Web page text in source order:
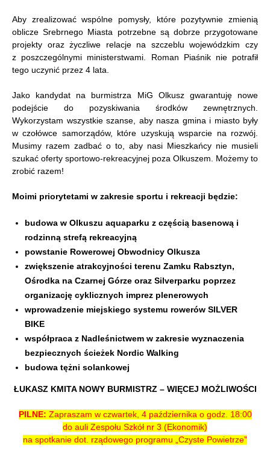
Aby zrealizować wspólne pomysły, które pozytywnie zmienią
oblicze Srebrnego Miasta potrzebne są dobrze przygotowane
projekty oraz życzliwe relacje na szczeblu wojewódzkim czy
z poszczególnymi ministerstwami. Roman Piaśnik nie potrafił
tego uczynić przez 4 lata.
Jako kandydat na burmistrza MiG Olkusz gwarantuję nowe
podejście do pozyskiwania środków zewnętrznych.
Wykorzystam wszystkie szanse, aby nasza gmina i miasto były
w czołówce samorządów, które uzyskują wsparcie na rozwój.
Musimy razem zadbać o to, aby nasi Mieszkańcy nie musieli
szukać oferty sportowo-rekreacyjnej poza Olkuszem. Możemy to
zrobić razem!
Moimi priorytetami w zakresie sportu i rekreacji będzie:
budowa w Olkuszu aquaparku z częścią basenową i
rodzinną strefą rekreacyjną
powstanie Rowerowej Obwodnicy Olkusza
zwiększenie atrakcyjności terenu Zamku Rabsztyn,
Ośrodka na Czarnej Górze oraz Silverparku poprzez
organizację cyklicznych imprez plenerowych
wprowadzenie miejskiego systemu rowerów SILVER
BIKE
współpraca z Nadleśnictwem w zakresie wyznaczenia
bezpiecznych ścieżek Nordic Walking
budowa tężni solankowej
ŁUKASZ KMITA NOWY BURMISTRZ – WIĘCEJ MOŻLIWOŚCI
PILNE: Zapraszam w czwartek, 4 października o godz. 18:00
do auli Zespołu Szkół nr 3 (Ekonomik)
na spotkanie dot. rządowego programu „Czyste Powietrze”